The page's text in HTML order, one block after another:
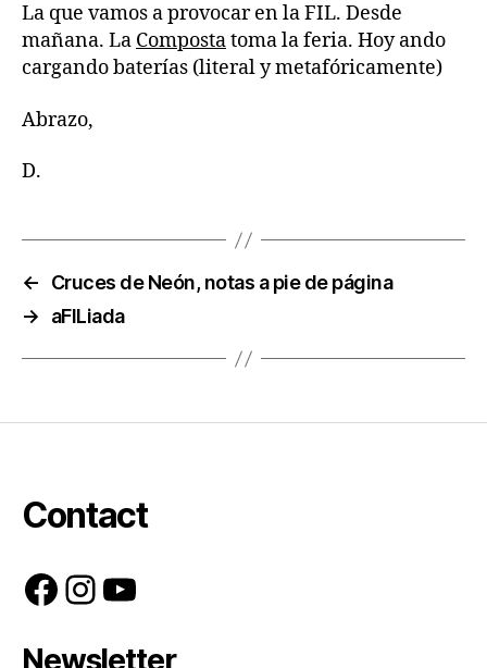
La que vamos a provocar en la FIL. Desde
mañana. La Compostatoma la feria. Hoy ando
cargando baterías (literal y metafóricamente)
Abrazo,
D.
←
Cruces de Neón, notas a pie de página
→
aFILiada
Contact
Facebook
Instagram
YouTube
Newsletter